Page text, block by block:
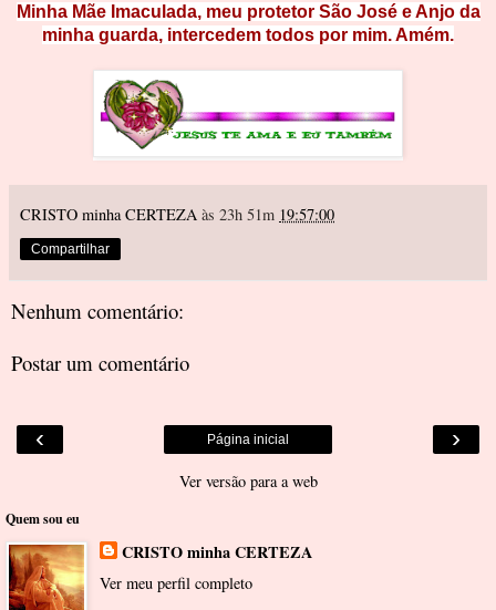
Minha Mãe Imaculada, meu protetor São José e Anjo da
minha guarda, intercedem todos por mim. Amém.
CRISTO minha CERTEZA às 23h 51m 19:57:00
Compartilhar
Nenhum comentário:
Postar um comentário
‹ ›
Página inicial
Ver versão para a web
Quem sou eu
CRISTO minha CERTEZA
Ver meu perfil completo